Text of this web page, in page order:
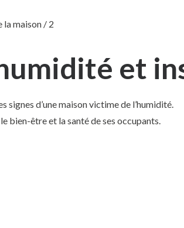
la maison / 2
et
d’une maison victime de l’humidité.
bien-être et la santé de ses occupants.